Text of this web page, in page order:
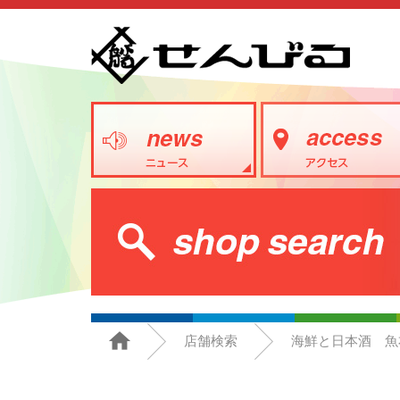
店舗検索 海鮮と日本酒 魚